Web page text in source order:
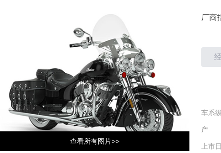
查看所有图片>>
厂商
车系
产
上市